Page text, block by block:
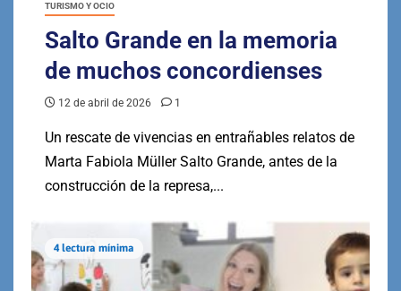
TURISMO Y OCIO
Salto Grande en la memoria
de muchos concordienses
12 de abril de 2026 1
Un rescate de vivencias en entrañables relatos de
Marta Fabiola Müller Salto Grande, antes de la
construcción de la represa,...
4 lectura mínima